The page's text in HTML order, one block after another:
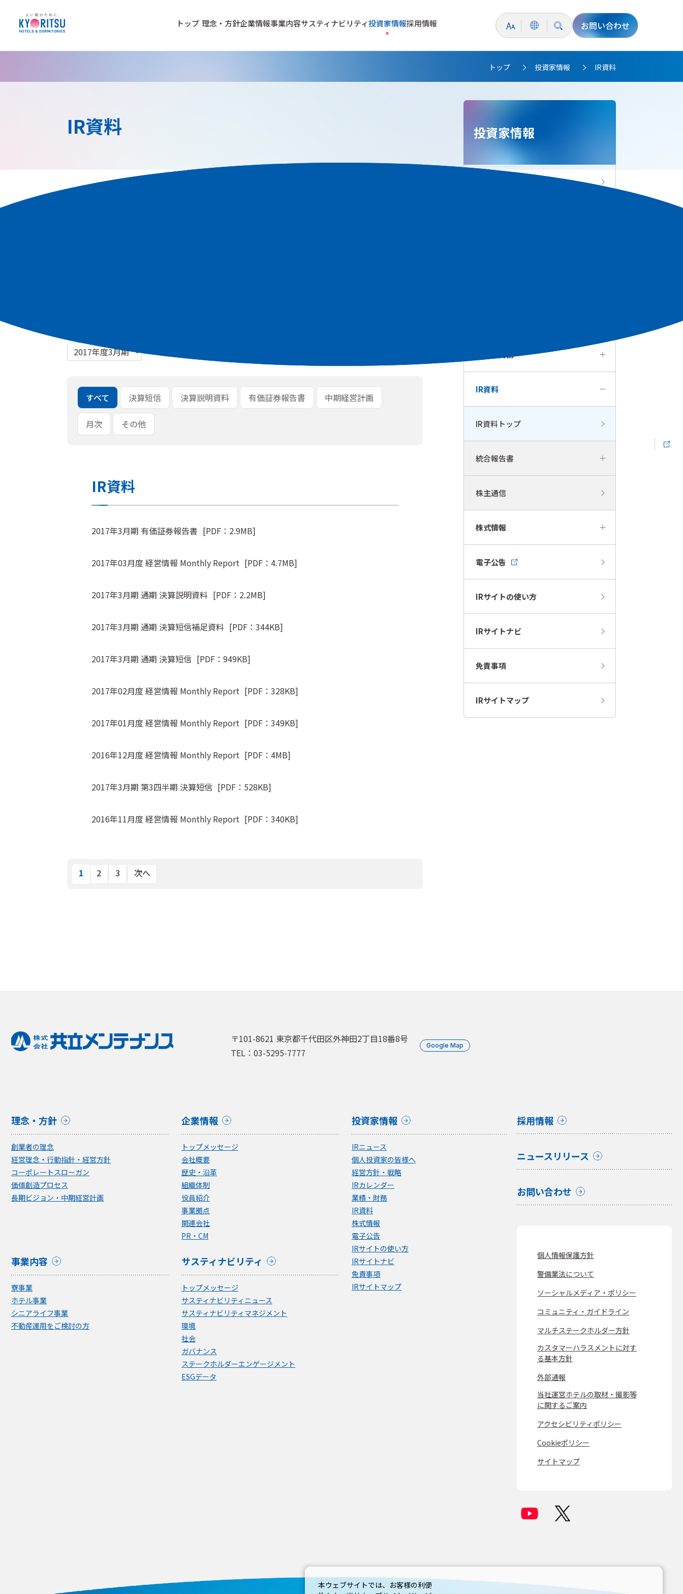
トップ 理念・方針企業情報事業内容サスティナビリティ投資家情報採用情報 お問い合わせ
トップ >
投資家情報 >
IR資料
IR資料
すべて 決算短信 決算説明資料 有価証券報告書 中期経営計画
月次 その他
IR資料
2017年3月期 有価証券報告書 [PDF：2.9MB]
2017年03月度 経営情報 Monthly Report [PDF：4.7MB]
2017年3月期 通期 決算説明資料 [PDF：2.2MB]
2017年3月期 通期 決算短信補足資料 [PDF：344KB]
2017年3月期 通期 決算短信 [PDF：949KB]
2017年02月度 経営情報 Monthly Report [PDF：328KB]
2017年01月度 経営情報 Monthly Report [PDF：349KB]
2016年12月度 経営情報 Monthly Report [PDF：4MB]
2017年3月期 第3四半期 決算短信 [PDF：528KB]
2016年11月度 経営情報 Monthly Report [PDF：340KB]
1 2 3 次へ
投資家情報
業績・財務
IR資料
IR資料トップ
統合報告書
株主通信
株式情報
電子公告
IRサイトの使い方
IRサイトナビ
免責事項
IRサイトマップ
〒101-8621 東京都千代田区外神田2丁目18番8号
TEL：03-5295-7777
Google Map
理念・方針
創業者の理念
経営理念・行動指針・経営方針
コーポレートスローガン
価値創造プロセス
長期ビジョン・中期経営計画
企業情報
トップメッセージ
会社概要
歴史・沿革
組織体制
役員紹介
事業拠点
関連会社
PR・CM
事業内容
寮事業
ホテル事業
シニアライフ事業
不動産運用をご検討の方
サスティナビリティ
トップメッセージ
サスティナビリティニュース
サスティナビリティマネジメント
環境
社会
ガバナンス
ステークホルダーエンゲージメント
ESGデータ
投資家情報
IRニュース
個人投資家の皆様へ
経営方針・戦略
IRカレンダー
業績・財務
IR資料
株式情報
電子公告
IRサイトの使い方
IRサイトナビ
免責事項
IRサイトマップ
採用情報
ニュースリリース
お問い合わせ
個人情報保護方針
警備業法について
ソーシャルメディア・ポリシー
コミュニティ・ガイドライン
マルチステークホルダー方針
カスタマーハラスメントに対す
る基本方針
外部通報
当社運営ホテルの取材・撮影等
に関するご案内
アクセシビリティポリシー
Cookieポリシー
サイトマップ
本ウェブサイトでは、お客様の利便